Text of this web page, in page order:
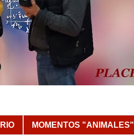
MOMENTOS "ANIMALES"